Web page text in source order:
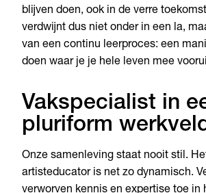
blijven doen, ook in de verre
verdwijnt dus niet onder in een la,
van een continu leerproces: een
doen waar je je hele leven mee
Vakspecialist in
pluriform
Onze samenleving staat nooit stil.
artisteducator is net zo dynamisch.
verworven kennis en expertise toe in